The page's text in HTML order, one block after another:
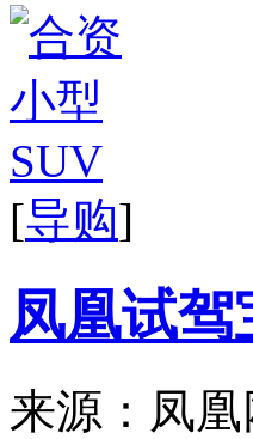
[导购]
凤凰试
来源：凤